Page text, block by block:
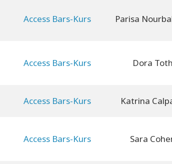
Access Bars-Kurs Parisa
Access Bars-Kurs Dora Toth
Access Bars-Kurs Katrina
Access Bars-Kurs Sara